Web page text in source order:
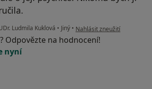
Ludmila Kuklová • Jiný • podle názoru uživatele
Nahlásit zneužití
Odpovězte na hodnocení!
nyní